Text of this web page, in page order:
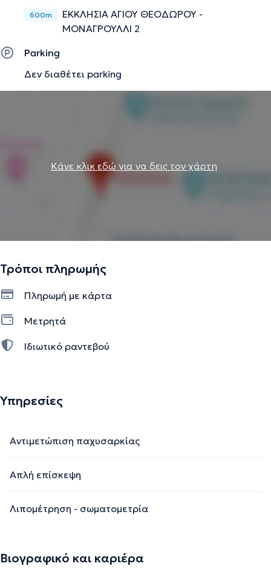
600m
ΕΚΚΛΗΣΙΑ ΑΓΙΟΥ ΘΕΟΔΩΡΟΥ -
ΜΟΝΑΓΡΟΥΛΛΙ 2
Parking
Δεν διαθέτει parking
Κάνε κλικ εδώ για να δεις τον χάρτη
Τρόποι πληρωμής
Πληρωμή με κάρτα
Μετρητά
Ιδιωτικό ραντεβού
Υπηρεσίες
Αντιμετώπιση παχυσαρκίας
Απλή επίσκεψη
Λιπομέτρηση - σωματομετρία
Βιογραφικό και καριέρα